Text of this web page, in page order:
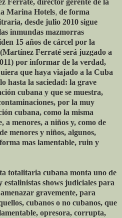
Ferraté, director gerente de la
Marina Hotels, de forma
desde julio 2010 sigue
inmundas mazmorras
15 años de cárcel por la
Ferraté será juzgado a
por informar de la verdad,
que haya viajado a la Cuba
hasta la saciedad: la grave
cubana y que se muestra,
por la muy
cubana, como la misma
a menores, a niños y, como de
menores y niños, algunos,
mas lamentable, ruin y
totalitaria cubana monta uno de
estalinistas shows judiciales para
gravemente, para
cubanos o no cubanos, que
opresora, corrupta,